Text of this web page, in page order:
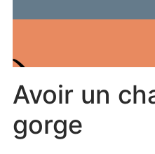
Avoir un
gorge